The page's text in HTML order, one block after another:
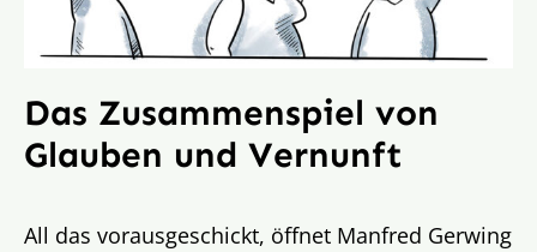
Das Zusammenspiel von
Glauben und Vernunft
All das vorausgeschickt, öffnet Manfred Gerwing